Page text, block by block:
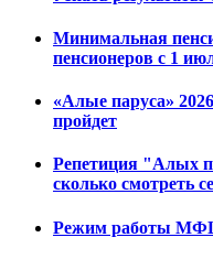
Минимальная
пенсионеров с 1
«Алые паруса»
пройдет
Репетиция "Алых
сколько смотреть
Режим работы МФЦ